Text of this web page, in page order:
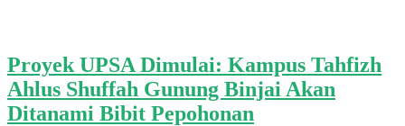
Proyek UPSA Dimulai: Kampus Tahfizh
Ahlus Shuffah Gunung Binjai Akan
Ditanami Bibit Pepohonan